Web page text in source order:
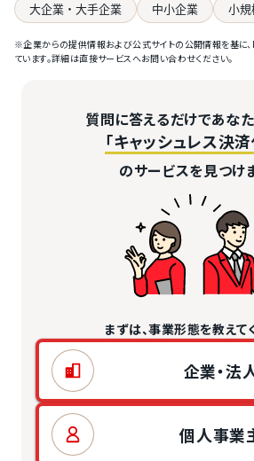
大企業・大手企業 中小企業 小規
※企業からの提供情報および公式サイトの公開情報を基に
ています。詳細は直接サービスへお問い合わせください。
質問に答えるだけであな
「キャッシュレス決済
のサービスを見つけ
まずは、事業形態を教えて
企業・法
個人事業